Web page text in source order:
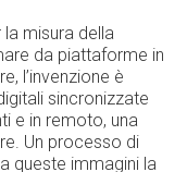
la misura della
da piattaforme in
l’invenzione è
sincronizzate
e in remoto, una
Un processo di
queste immagini la